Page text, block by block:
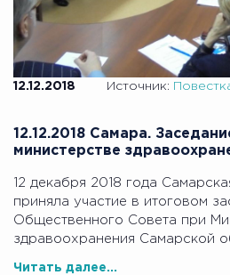
12.12.2018 Источник:
12.12.2018 Самара.
министерстве
12 декабря 2018 года
приняла участие в итоговом
Общественного Совета при
здравоохранения Самарской
Читать далее...